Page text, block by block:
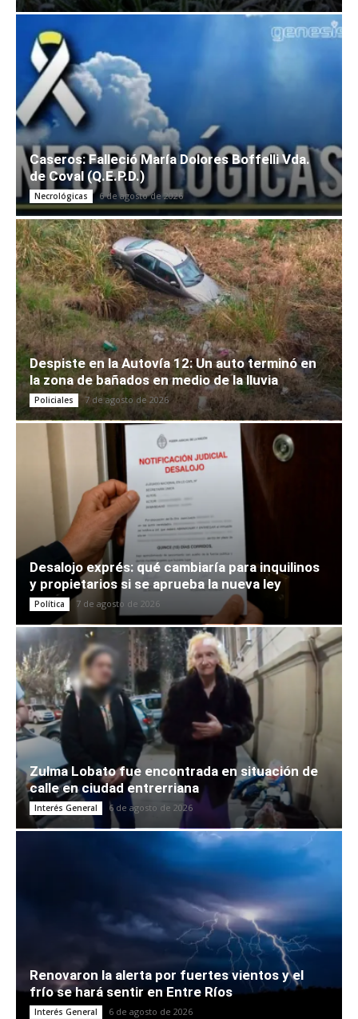
Caseros: Falleció María Dolores Boffelli Vda.
de Coval (Q.E.P.D.)
Necrológicas 6 de agosto de 2026
Despiste en la Autovía 12: Un auto terminó en
la zona de bañados en medio de la lluvia
Policiales 7 de agosto de 2026
Desalojo exprés: qué cambiaría para inquilinos
y propietarios si se aprueba la nueva ley
Política 7 de agosto de 2026
Zulma Lobato fue encontrada en situación de
calle en ciudad entrerriana
Interés General 6 de agosto de 2026
Renovaron la alerta por fuertes vientos y el
frío se hará sentir en Entre Ríos
Interés General 6 de agosto de 2026